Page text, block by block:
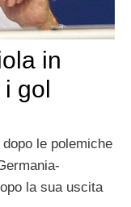
in
gol
le polemiche
la sua uscita